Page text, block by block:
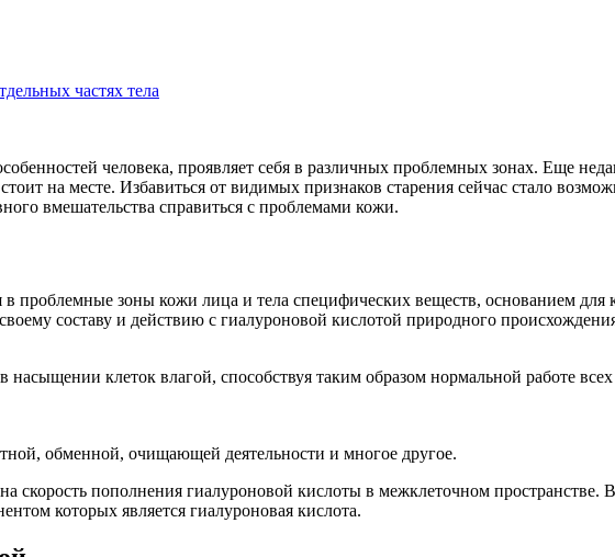
частях тела
человека, проявляет себя в различных проблемных зонах. Еще
на месте. Избавиться от видимых признаков старения сейчас стало
вмешательства справиться с проблемами кожи.
в проблемные зоны кожи лица и тела специфических веществ, основанием
составу и действию с гиалуроновой кислотой природного
насыщении клеток влагой, способствуя таким образом нормальной работе
обменной, очищающей деятельности и многое другое.
скорость пополнения гиалуроновой кислоты в межклеточном пространстве.
которых является гиалуроновая кислота.